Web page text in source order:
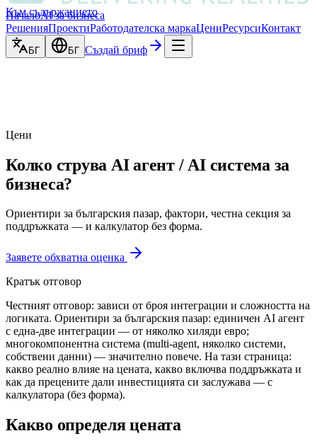
Към съдържанието
НачалоAI за бизнеса
РешенияПроектиРаботодателска маркаЦениРесурсиКонтакт
БГ БГ Създай бриф
Цени
Колко струва AI агент / AI система за
бизнеса?
Ориентири за българския пазар, фактори, честна секция за
поддръжката — и калкулатор без форма.
Заявете обхватна оценка
Кратък отговор
Честният отговор: зависи от броя интеграции и сложността на
логиката. Ориентири за българския пазар: единичен AI агент
с една-две интеграции — от няколко хиляди евро;
многокомпонентна система (multi-agent, няколко системи,
собствени данни) — значително повече. На тази страница:
какво реално влияе на цената, какво включва поддръжката и
как да прецените дали инвестицията си заслужава — с
калкулатора (без форма).
Какво определя цената